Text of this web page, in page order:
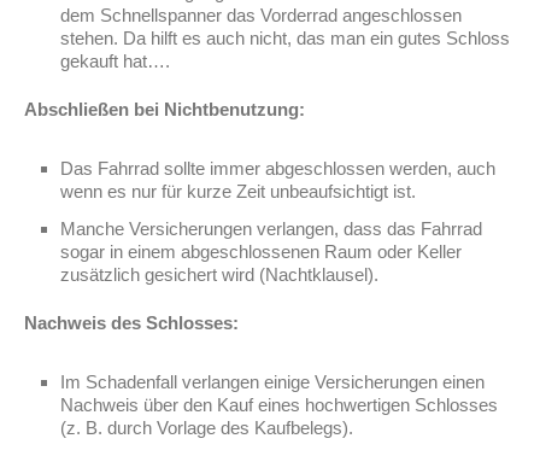
dem Schnellspanner das Vorderrad angeschlossen
stehen. Da hilft es auch nicht, das man ein gutes Schloss
gekauft hat….
Abschließen bei Nichtbenutzung:
Das Fahrrad sollte immer abgeschlossen werden, auch
wenn es nur für kurze Zeit unbeaufsichtigt ist.
Manche Versicherungen verlangen, dass das Fahrrad
sogar in einem abgeschlossenen Raum oder Keller
zusätzlich gesichert wird (Nachtklausel).
Nachweis des Schlosses:
Im Schadenfall verlangen einige Versicherungen einen
Nachweis über den Kauf eines hochwertigen Schlosses
(z. B. durch Vorlage des Kaufbelegs).